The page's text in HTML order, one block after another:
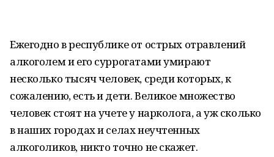
Ежегодно в республике от острых отравлений
алкоголем и его суррогатами умирают
несколько тысяч человек, среди которых, к
сожалению, есть и дети. Великое множество
человек стоят на учете у нарколога, а уж сколько
в наших городах и селах неучтенных
алкоголиков, никто точно не скажет.